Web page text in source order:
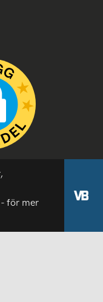
- för mer